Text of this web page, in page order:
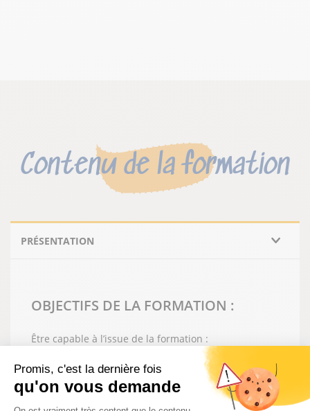
Promis, c'est la dernière fois
qu'on vous demande
Contenu de la formation
PRÉSENTATION
OBJECTIFS DE LA FORMATION :
Être capable à l’issue de la formation :
Identifier les dangers liés aux produits
chimiques utilisés dans le traitement de l’eau.
Connaître les règles de prévention et de
protection individuelle et collective.